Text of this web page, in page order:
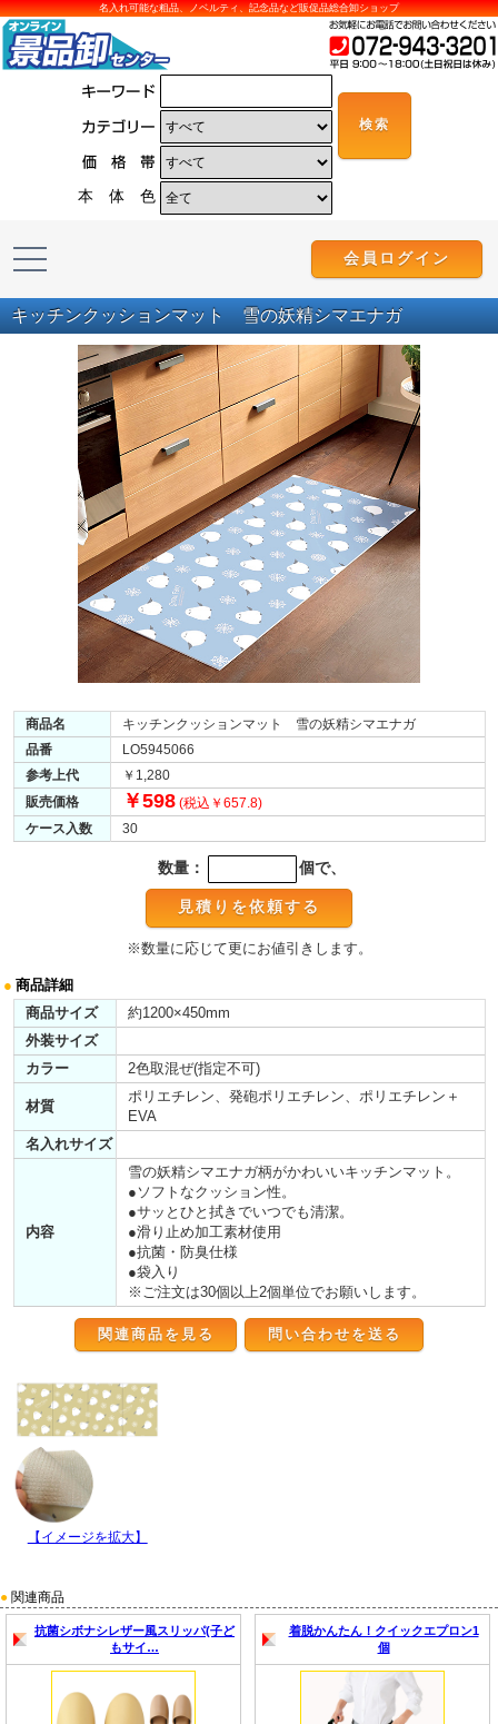
名入れ可能な粗品、ノベルティ、記念品など販促品総合卸ショップ
本 体 色
会員ログイン
キッチンクッションマット 雪の妖精シマエナガ
商品名
キッチンクッションマット 雪の妖精シマエナガ
品番
LO5945066
参考上代
￥1,280
販売価格
￥598 (税込￥657.8)
ケース入数
30
数量： 個で、
※数量に応じて更にお値引きします。
● 商品詳細
商品サイズ
約1200×450mm
外装サイズ
カラー
2色取混ぜ(指定不可)
材質
ポリエチレン、発砲ポリエチレン、ポリエチレン＋
EVA
名入れサイズ
内容
雪の妖精シマエナガ柄がかわいいキッチンマット。
●ソフトなクッション性。
●サッとひと拭きでいつでも清潔。
●滑り止め加工素材使用
●抗菌・防臭仕様
●袋入り
※ご注文は30個以上2個単位でお願いします。
関連商品を見る
【イメージを拡大】
● 関連商品
抗菌シボナシレザー風スリッパ(子ど
もサイ…
着脱かんたん！クイックエプロン1
個